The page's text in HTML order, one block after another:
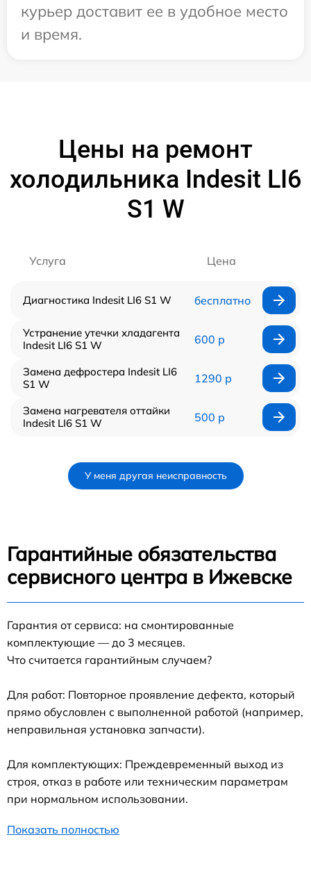
курьер доставит ее в удобное место
и время.
Цены на ремонт
холодильника Indesit LI6
S1 W
Услуга Цена
Диагностика Indesit LI6 S1 W бесплатно
Устранение утечки хладагента
Indesit LI6 S1 W
600 р
Замена дефростера Indesit LI6
S1 W
1290 р
Замена нагревателя оттайки
Indesit LI6 S1 W
500 р
У меня другая неисправность
Гарантийные обязательства
сервисного центра в Ижевске
Гарантия от сервиса: на смонтированные
комплектующие — до 3 месяцев.
Что считается гарантийным случаем?
Для работ: Повторное проявление дефекта, который
прямо обусловлен с выполненной работой (например,
неправильная установка запчасти).
Для комплектующих: Преждевременный выход из
строя, отказ в работе или техническим параметрам
при нормальном использовании.
Показать полностью